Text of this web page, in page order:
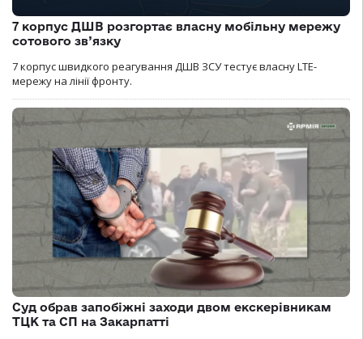
7 корпус ДШВ розгортає власну мобільну мережу
сотового зв’язку
7 корпус швидкого реагування ДШВ ЗСУ тестує власну LTE-
мережу на лінії фронту.
Суд обрав запобіжні заходи двом екскерівникам
ТЦК та СП на Закарпатті